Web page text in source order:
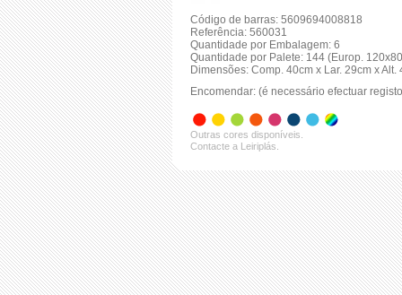
Código de barras: 5609694008818
Referência: 560031
Quantidade por Embalagem: 6
Quantidade por Palete: 144 (Europ.
Dimensões: Comp. 40cm x Lar. 29cm x Alt.
Encomendar: (é necessário efectuar
Outras cores disponíveis.
Contacte a Leiriplás.